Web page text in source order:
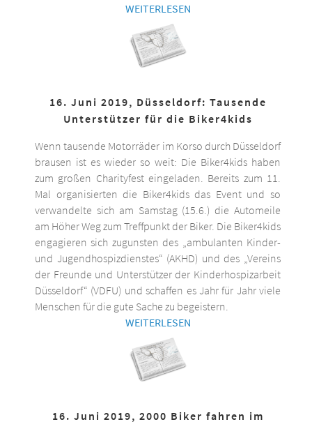
WEITERLESEN
16. Juni 2019, Düsseldorf: Tausende
Unterstützer für die Biker4kids
Wenn tausende Motorräder im Korso durch Düsseldorf
brausen ist es wieder so weit: Die Biker4kids haben
zum großen Charityfest eingeladen. Bereits zum 11.
Mal organisierten die Biker4kids das Event und so
verwandelte sich am Samstag (15.6.) die Automeile
am Höher Weg zum Treffpunkt der Biker. Die Biker4kids
engagieren sich zugunsten des „ambulanten Kinder-
und Jugendhospizdienstes“ (AKHD) und des „Vereins
der Freunde und Unterstützer der Kinderhospizarbeit
Düsseldorf“ (VDFU) und schaffen es Jahr für Jahr viele
Menschen für die gute Sache zu begeistern.
WEITERLESEN
16. Juni 2019, 2000 Biker fahren im